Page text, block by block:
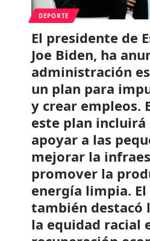
DEPORTE
El presidente de
Joe Biden, ha
administración
un plan para
y crear empleos.
este plan incluirá
apoyar a las
mejorar la
promover la
energía limpia.
también destacó
la equidad racial